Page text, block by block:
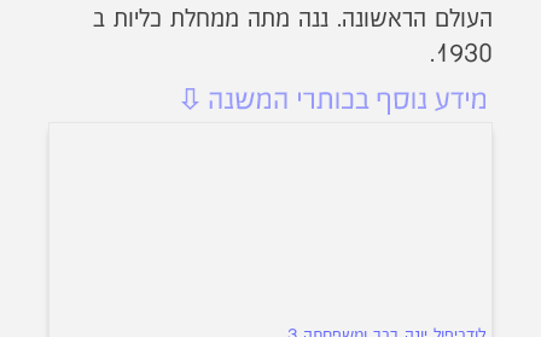
העולם הראשונה. ננה מתה ממחלת כליות ב
1930.